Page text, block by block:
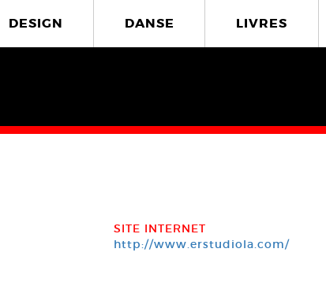
DESIGN DANSE LIVRES
SITE INTERNET
http://www.erstudiola.com/